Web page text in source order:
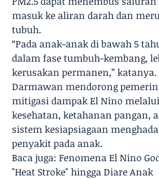
masuk ke aliran darah dan
tubuh.
“Pada anak-anak di bawah 5
dalam fase tumbuh-kembang,
kerusakan permanen,” katanya.
Darmawan mendorong
mitigasi dampak El Nino
kesehatan, ketahanan pangan,
sistem kesiapsiagaan
penyakit pada anak.
Baca juga: Fenomena El Nino
"Heat Stroke" hingga Diare Anak